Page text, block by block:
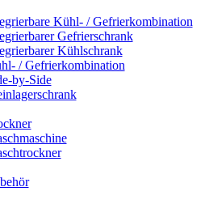
Kühl- / Gefrierkombination
Gefrierschrank
Kühlschrank
/ Gefrierkombination
by-Side